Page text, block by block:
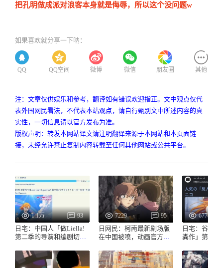
把孔明做成派对浪客本身就是侮辱，所以这个没问题w
如果喜欢就分享一下呐：
QQ QQ空间 微博 微信 朋友圈 其他
注：文章仅供娱乐和参考，翻译如有错误欢迎指正。文中观点仅代
表外国网民看法，不代表本站观点，请自行甄别文中所述内容的真
实性，一切信息请以官方发布为准。
版权声明：转发本网站译文请注明翻译来源于本网站和本页面链
接，未经允许禁止复制内容转载至任何其他网站或公共平台。
1.1万 93
日宅：中国人「做Liella!
第二季的导演和编剧切腹
7229 95
日网民：柯南最新剧场版
在中国被喷，动画官方回
6778
日宅：谷歌
粪作」第一